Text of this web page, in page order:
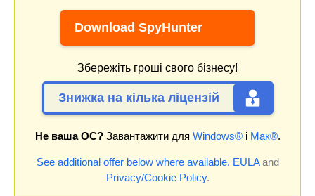
Download SpyHunter
Збережіть гроші свого бізнесу!
Знижка на кілька ліцензій
Не ваша ОС?Завантажити для Windows®і Мак®.
See additional offer below where available. EULAand
Privacy/Cookie Policy.